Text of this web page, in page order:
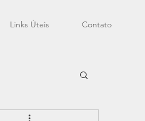
Links Úteis Contato